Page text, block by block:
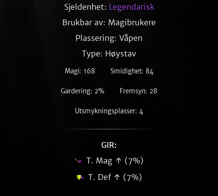
Sjeldenhet: Legendarisk
Brukbar av: Magibrukere
Plassering: Våpen
Type: Høystav
Magi: 168 Smidighet: 84
Gardering: 2% Fremsyn: 28
Utsmykningsplasser: 4
GIR:
T. Mag ↑ (7%)
T. Def ↑ (7%)